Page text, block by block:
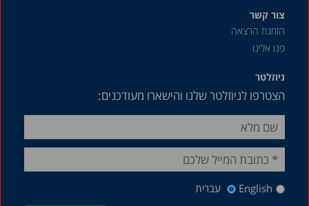
צור קשר
הזמנת הרצאה
פנו אלינו
ניוזלטר
הצטרפו לניוזלטר שלנו והישארו מעודכנים:
English עברית